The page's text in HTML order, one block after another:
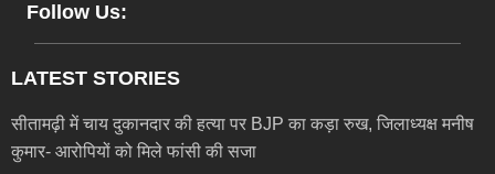
Follow Us:
LATEST STORIES
सीतामढ़ी में चाय दुकानदार की हत्या पर BJP का कड़ा रुख, जिलाध्यक्ष मनीष
कुमार- आरोपियों को मिले फांसी की सजा